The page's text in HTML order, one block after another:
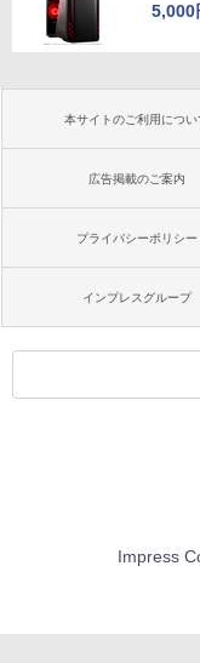
5,000
本サイトのご利用につい
広告掲載のご案内
プライバシーポリシー
インプレスグループ
Impress